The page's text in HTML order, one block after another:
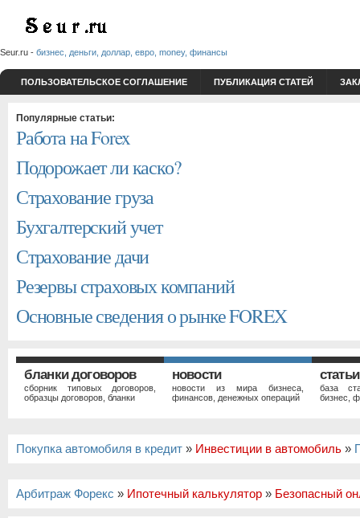
Seur.ru - бизнес, деньги, доллар, евро, money, финансы
ПОЛЬЗОВАТЕЛЬСКОЕ СОГЛАШЕНИЕ ПУБЛИКАЦИЯ СТАТЕЙ
Популярные статьи:
Работа на Forex
Подорожает ли каско?
Страхование груза
Бухгалтерский учет
Страхование дачи
Резервы страховых компаний
Основные сведения о рынке FOREX
бланки договоров
сборник типовых договоров,
образцы договоров, бланки
новости
новости из мира бизнеса,
финансов, денежных операций
статьи
база
бизнес,
Покупка автомобиля в кредит » Инвестиции в автомобиль »
Арбитраж Форекс » Ипотечный калькулятор » Безопасный